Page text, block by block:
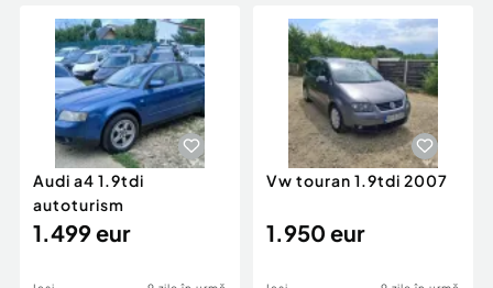
Servicii
Animale de companie
Afaceri și echipamente profesionale
Inchiriere Bunuri si Vehicule
Utilaje agricole si industriale
Piese auto si accesorii
Dacia Duster
Audi a4 1.9tdi
autoturism
1.499 eur
Vw touran 1.9tdi 2007
1.950 eur